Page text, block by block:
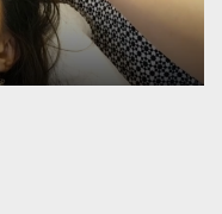
DS3 és